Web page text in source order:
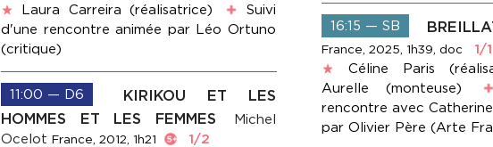
Laura Carreira (réalisatrice)
Suivi
d'une rencontre animée par Léo Ortuno
(critique)
11:00 — D6
KIRIKOU ET LES
HOMMES ET LES FEMMES
Michel
Ocelot France, 2012, 1h21
1/2
16:15 — SB
France, 2025, 1h39, doc
1/1
Céline Paris
Aurelle (monteuse)
rencontre avec
par Olivier Père (Arte